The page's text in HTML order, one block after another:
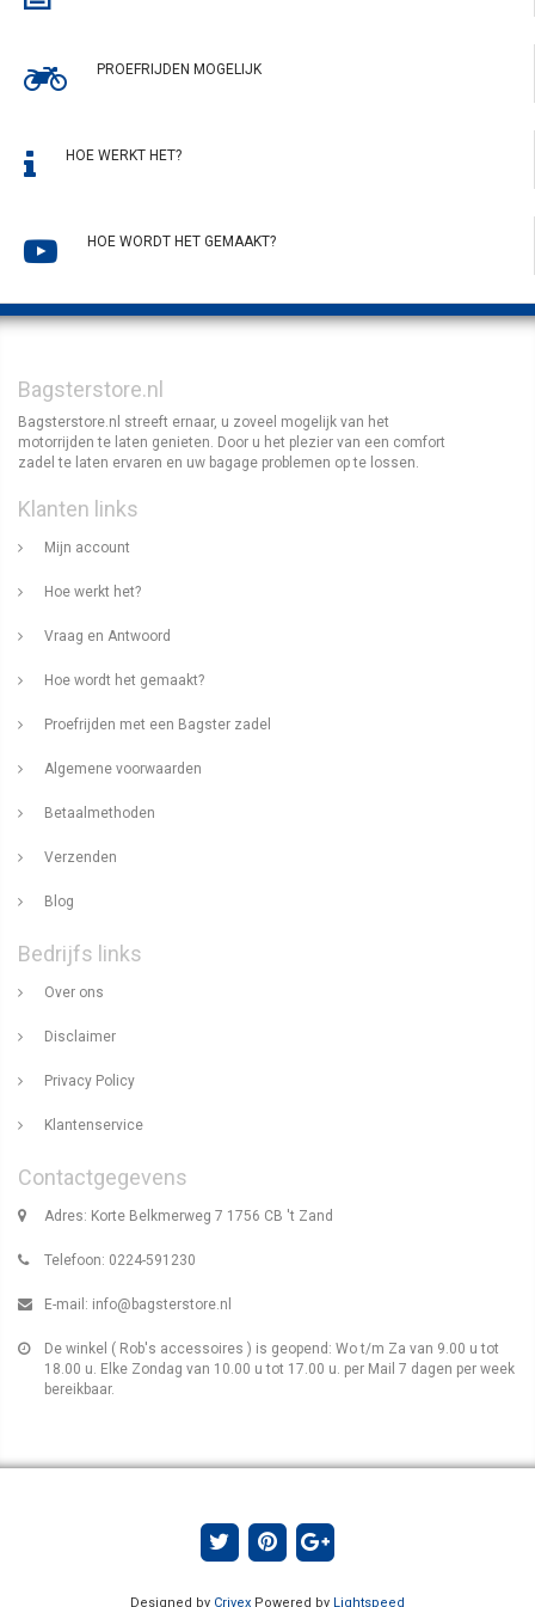
PROEFRIJDEN MOGELIJK
HOE WERKT HET?
HOE WORDT HET GEMAAKT?
Bagsterstore.nl
Bagsterstore.nl streeft ernaar, u zoveel mogelijk van het
motorrijden te laten genieten. Door u het plezier van een comfort
zadel te laten ervaren en uw bagage problemen op te lossen.
Klanten links
Mijn account
Hoe werkt het?
Vraag en Antwoord
Hoe wordt het gemaakt?
Proefrijden met een Bagster zadel
Algemene voorwaarden
Betaalmethoden
Verzenden
Blog
Bedrijfs links
Over ons
Disclaimer
Privacy Policy
Klantenservice
Contactgegevens
Adres: Korte Belkmerweg 7 1756 CB 't Zand
Telefoon: 0224-591230
E-mail: info@bagsterstore.nl
De winkel ( Rob's accessoires ) is geopend: Wo t/m Za van 9.00 u tot
18.00 u. Elke Zondag van 10.00 u tot 17.00 u. per Mail 7 dagen per week
bereikbaar.
Designed by Crivex Powered by Lightspeed